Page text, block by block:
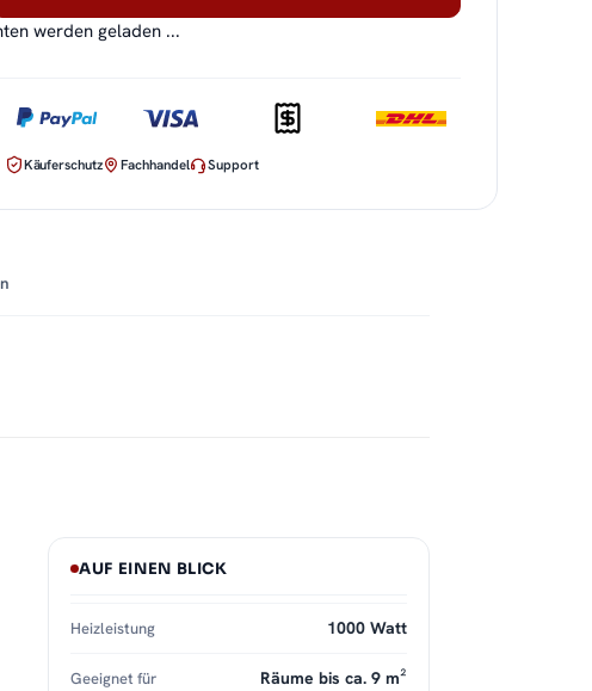
werden geladen ...
Käuferschutz Fachhandel Support
AUF EINEN BLICK
Heizleistung 1000 Watt
Geeignet für Räume bis ca. 9 m²